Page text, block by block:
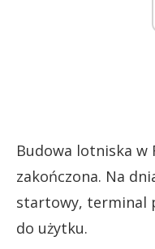
Budowa lotniska w
zakończona. Na
startowy, terminal
do użytku.